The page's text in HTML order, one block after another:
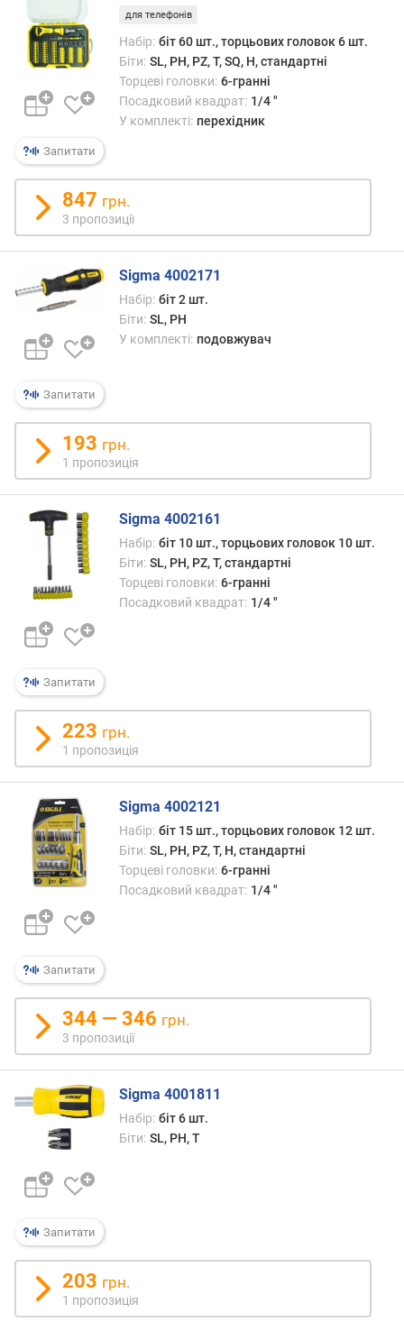
о
л
о
о
к
ш
т
)
і
ц
о
в
б
и
L
(
S
o
t
(
ш
.
)
х
с
т
о
в
і
б
і
т
P
H
(
P
h
i
l
i
p
)
(
т
.
Запитати
для телефонів
Набір: біт 60 шт., торцьових головок 6 шт.
Біти: SL, PH, PZ, T, SQ, H, стандартні
Торцеві головки: 6-гранні
Посадковий квадрат: 1/4 "
У комплекті: перехідник
847 грн.
3 пропозиції
Запитати
Sigma 4002171
Набір: біт 2 шт.
Біти: SL, PH
У комплекті: подовжувач
193 грн.
1 пропозиція
Запитати
Sigma 4002161
Набір: біт 10 шт., торцьових головок 10 шт.
Біти: SL, PH, PZ, T, стандартні
Торцеві головки: 6-гранні
Посадковий квадрат: 1/4 "
223 грн.
1 пропозиція
Запитати
Sigma 4002121
Набір: біт 15 шт., торцьових головок 12 шт.
Біти: SL, PH, PZ, T, H, стандартні
Торцеві головки: 6-гранні
Посадковий квадрат: 1/4 "
344 — 346 грн.
3 пропозиції
Запитати
Sigma 4001811
Набір: біт 6 шт.
Біти: SL, PH, T
203 грн.
1 пропозиція